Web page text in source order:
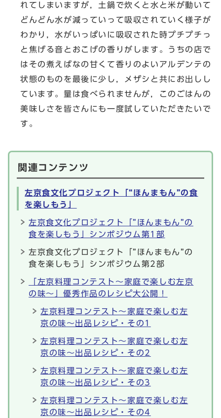
れてしまいますが，土鍋で炊くと水と米が動いて
どんどん水が減っていって吸収されていく様子が
わかり，水がいっぱいに吸収された時プチプチっ
と焦げる音とおこげの香りがします。うちの店で
はその煮えばなの甘くて香りのよいアルデンテの
状態のものを最後に少し，メザシと共にお出しし
ています。量は食べられませんが，このごはんの
美味しさを皆さんにも一度試していただきたいで
す。
関連コンテンツ
左京食文化プロジェクト「“ほんまもん”の食
を楽しもう」
左京食文化プロジェクト「”ほんまもん”の
食を楽しもう」シンポジウム第1部
左京食文化プロジェクト「”ほんまもん”の
食を楽しもう」シンポジウム第2部
「左京料理コンテスト～家庭で楽しむ左京
の味～」優秀作品のレシピ大公開！
左京料理コンテスト～家庭で楽しむ左
京の味～出品レシピ・その1
左京料理コンテスト～家庭で楽しむ左
京の味～出品レシピ・その2
左京料理コンテスト～家庭で楽しむ左
京の味～出品レシピ・その3
左京料理コンテスト～家庭で楽しむ左
京の味～出品レシピ・その4